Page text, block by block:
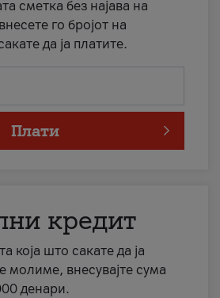
сметка без најава на
го бројот на
да ја платите.
Плати
кредит
која што сакате да ја
молиме, внесувајте сума
денари.